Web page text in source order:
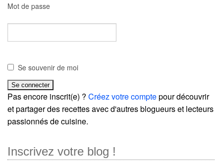
Mot de passe
Se souvenir de moi
Pas encore inscrit(e) ? Créez votre comptepour découvrir
et partager des recettes avec d'autres blogueurs et lecteurs
passionnés de cuisine.
Inscrivez votre blog !